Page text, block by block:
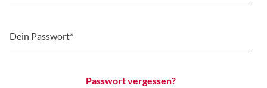
Dein Passwort*
Passwort vergessen?